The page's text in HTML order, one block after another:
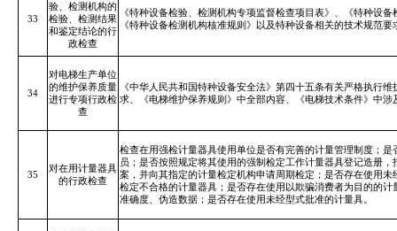
33
验、检测机构的
检验、检测结果
和鉴定结论的行
政检查
《特种设备检验、检测机构专项监督检查项目表》、《特种设
《特种设备检测机构核准规则》以及特种设备相关的技术规范要
34
对电梯生产单位
的维护保养质量
进行专项行政检
查
《中华人民共和国特种设备安全法》 第四十五条有关严格执行维
求、《电梯维护保养规则》中全部内容、《电梯技术条件》中涉
35
对在用计量器具
的行政检查
检查在用强检计量器具使用单位是否有完善的计量管理制度；是
员；是否按照规定将其使用的强制检定工作计量器具登记造册，
案，并向其指定的计量检定机构申请周期检定；是否存在使用未
检定不合格的计量器具；是否存在使用以欺骗消费者为目的的计
准确度、伪造数据；是否存在使用未经型式批准的计量具。